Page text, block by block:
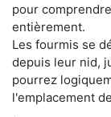
pour
entièrement.
Les fourmis se
depuis leur nid,
pourrez
l'emplacement